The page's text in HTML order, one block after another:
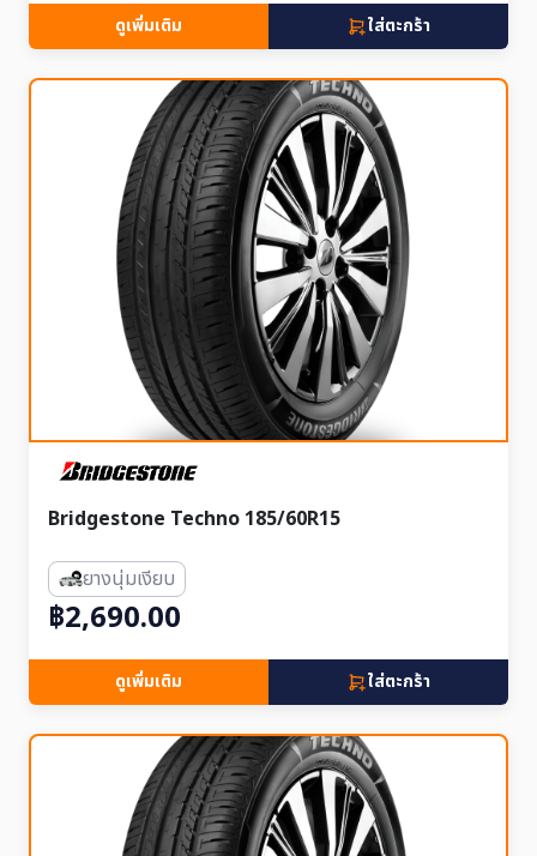
ดูเพิ่มเติม ใส่ตะกร้า
Bridgestone Techno 185/60R15
ยางนุ่มเงียบ
฿2,690.00
ดูเพิ่มเติม ใส่ตะกร้า